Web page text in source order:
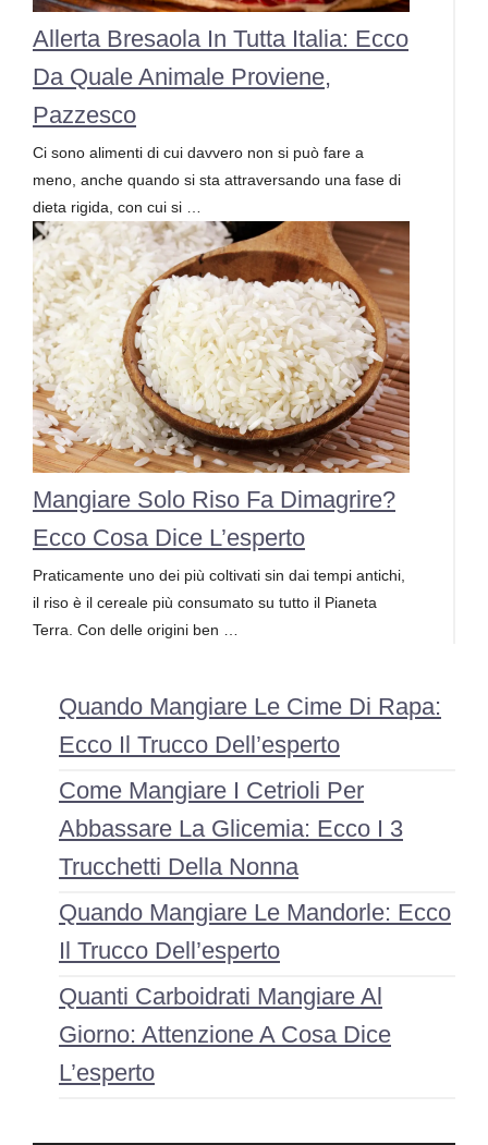
Allerta Bresaola In Tutta Italia: Ecco
Da Quale Animale Proviene,
Pazzesco
Ci sono alimenti di cui davvero non si può fare a
meno, anche quando si sta attraversando una fase di
dieta rigida, con cui si …
Mangiare Solo Riso Fa Dimagrire?
Ecco Cosa Dice L’esperto
Praticamente uno dei più coltivati sin dai tempi antichi,
il riso è il cereale più consumato su tutto il Pianeta
Terra. Con delle origini ben …
Quando Mangiare Le Cime Di Rapa:
Ecco Il Trucco Dell’esperto
Come Mangiare I Cetrioli Per
Abbassare La Glicemia: Ecco I 3
Trucchetti Della Nonna
Quando Mangiare Le Mandorle: Ecco
Il Trucco Dell’esperto
Quanti Carboidrati Mangiare Al
Giorno: Attenzione A Cosa Dice
L’esperto